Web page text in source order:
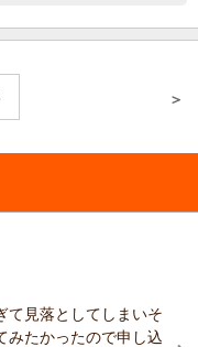
＞
て見落としてしまいそ
みたかったので申し込